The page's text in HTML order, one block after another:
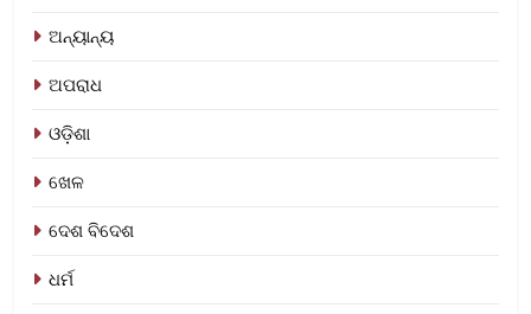
ଅନ୍ୟାନ୍ୟ
ଅପରାଧ
ଓଡ଼ିଶା
ଖେଳ
ଦେଶ ବିଦେଶ
ଧର୍ମ